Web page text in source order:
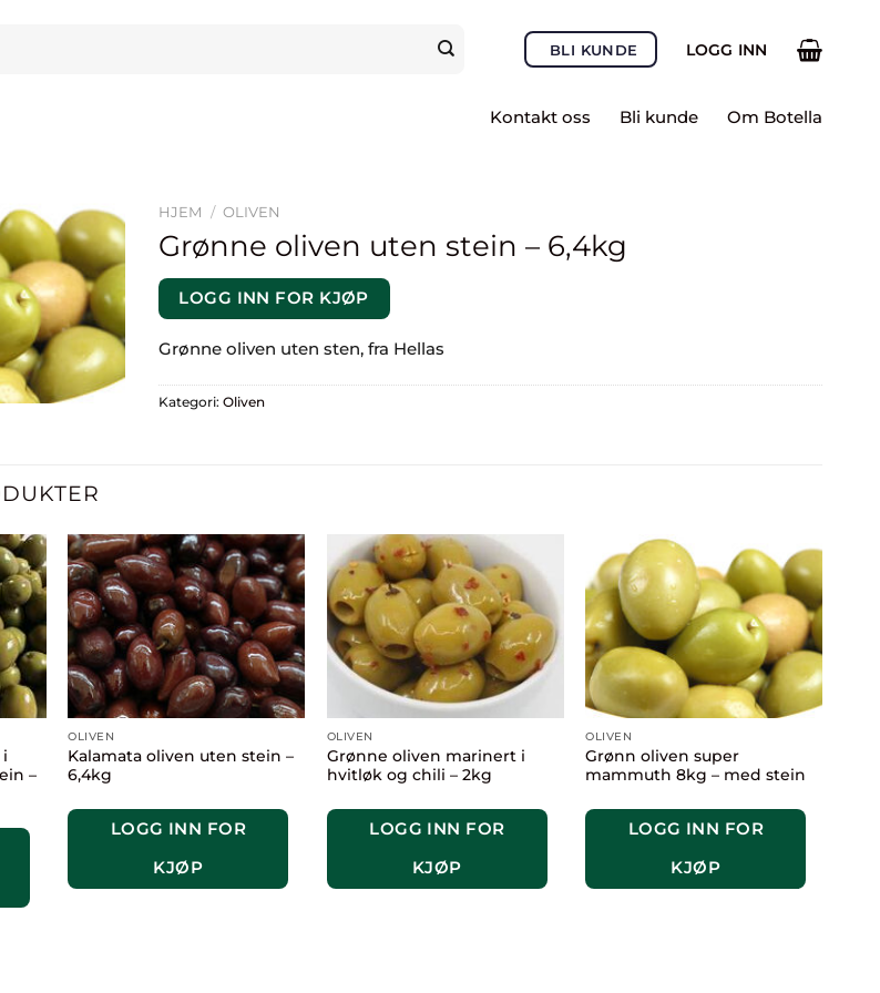
BLI KUNDE LOGG INN
Kontakt oss Bli kunde Om Botella
HJEM / OLIVEN
Grønne oliven uten stein – 6,4kg
LOGG INN FOR KJØP
Grønne oliven uten sten, fra Hellas
Kategori: Oliven
i
–
OLIVEN
Kalamata oliven uten stein –
6,4kg
LOGG INN FOR
KJØP
OLIVEN
Grønne oliven marinert i
hvitløk og chili – 2kg
LOGG INN FOR
KJØP
OLIVEN
Grønn oliven super
mammuth 8kg – med stein
LOGG INN FOR
KJØP